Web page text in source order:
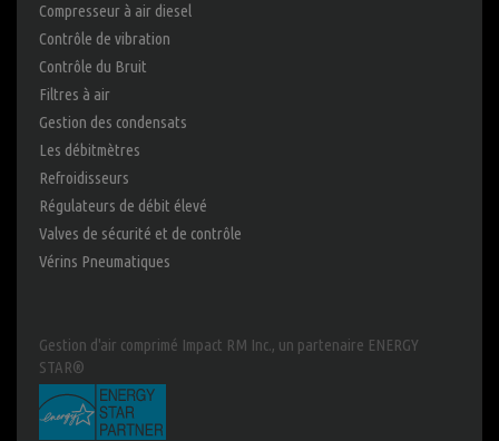
Compresseur à air diesel
Contrôle de vibration
Contrôle du Bruit
Filtres à air
Gestion des condensats
Les débitmètres
Refroidisseurs
Régulateurs de débit élevé
Valves de sécurité et de contrôle
Vérins Pneumatiques
Gestion d'air comprimé Impact RM Inc., un partenaire ENERGY
STAR®